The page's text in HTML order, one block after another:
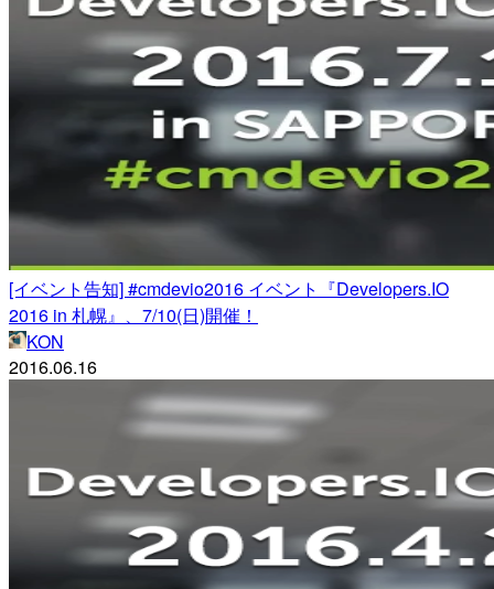
[イベント告知] #cmdevio2016 イベント『Developers.IO
2016 in 札幌』、7/10(日)開催！
KON
2016.06.16